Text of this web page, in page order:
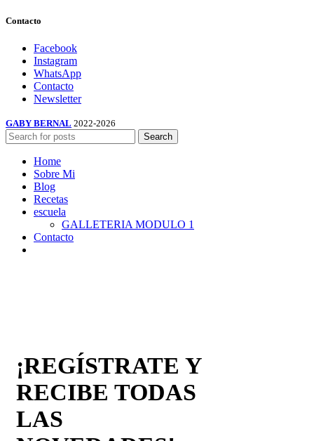
Contacto
Facebook
Instagram
WhatsApp
Contacto
Newsletter
GABY BERNAL 2022-2026
Search
Home
Sobre Mi
Blog
Recetas
escuela
GALLETERIA MODULO 1
Contacto
¡REGÍSTRATE Y
RECIBE TODAS
LAS